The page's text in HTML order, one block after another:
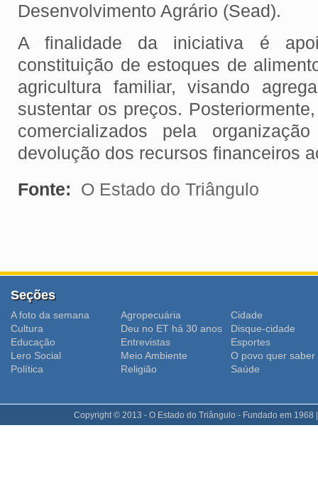
Desenvolvimento Agrário (Sead).
A finalidade da iniciativa é
constituição de estoques de
agricultura familiar, visando
sustentar os preços.
comercializados pela
devolução dos recursos financeiros
Fonte:
O Estado do Triângulo
Seções
A foto da semana Agropecuária
Cidade
Cultura
Deu no ET há 30 anos
Disque-cidade
Educação
Entrevistas
Esportes
Lero Social
Meio Ambiente
O povo quer saber
Polí­tica
Religião Saúde
Copyright © 2013 - O Estado do Triângulo - Fundado em